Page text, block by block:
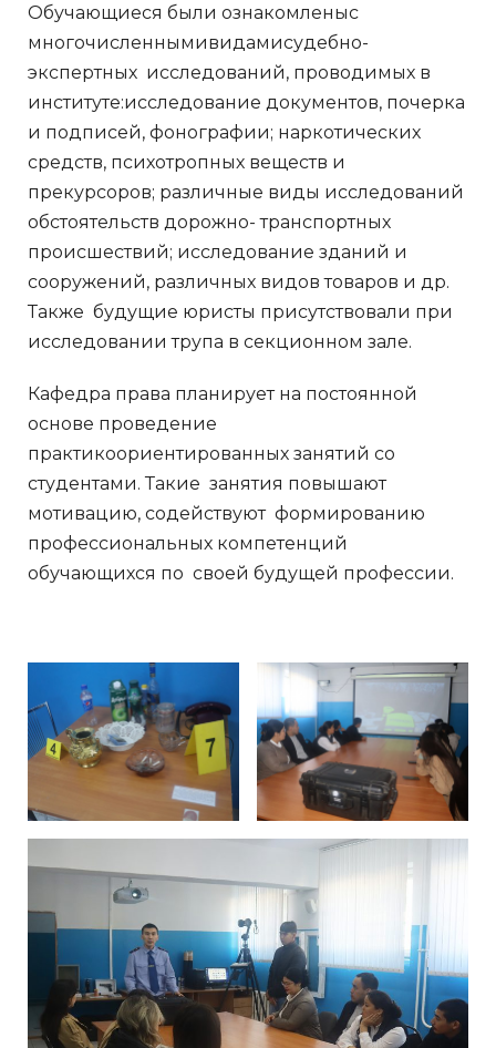
Обучающиеся были ознакомленыс
многочисленнымивидамисудебно-
экспертных исследований, проводимых в
институте:исследование документов, почерка
и подписей, фонографии; наркотических
средств, психотропных веществ и
прекурсоров; различные виды исследований
обстоятельств дорожно- транспортных
происшествий; исследование зданий и
сооружений, различных видов товаров и др.
Также будущие юристы присутствовали при
исследовании трупа в секционном зале.
Кафедра права планирует на постоянной
основе проведение
практикоориентированных занятий со
студентами. Такие занятия повышают
мотивацию, содействуют формированию
профессиональных компетенций
обучающихся по своей будущей профессии.